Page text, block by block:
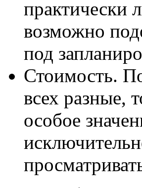
практически
возможно
под
Стоимость.
всех разные,
особое